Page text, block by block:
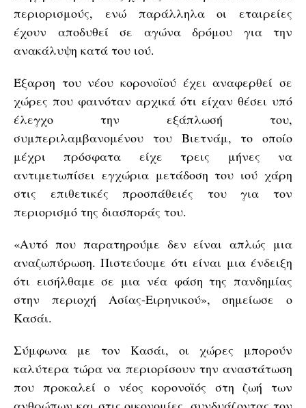
περιορισμούς, ενώ παράλληλα οι εταιρείες
έχουν αποδυθεί σε αγώνα δρόμου για την
ανακάλυψη κατά του ιού.
Έξαρση του νέου κορονοϊού έχει αναφερθεί σε
χώρες που φαινόταν αρχικά ότι είχαν θέσει υπό
έλεγχο την εξάπλωσή του,
συμπεριλαμβανομένου του Βιετνάμ, το οποίο
μέχρι πρόσφατα είχε τρεις μήνες να
αντιμετωπίσει εγχώρια μετάδοση του ιού χάρη
στις επιθετικές προσπάθειές του για τον
περιορισμό της διασποράς του.
«Αυτό που παρατηρούμε δεν είναι απλώς μια
αναζωπύρωση. Πιστεύουμε ότι είναι μια ένδειξη
ότι εισήλθαμε σε μια νέα φάση της πανδημίας
στην περιοχή Ασίας-Ειρηνικού», σημείωσε ο
Κασάι.
Σύμφωνα με τον Κασάι, οι χώρες μπορούν
καλύτερα τώρα να περιορίσουν την αναστάτωση
που προκαλεί ο νέος κορονοϊός στη ζωή των